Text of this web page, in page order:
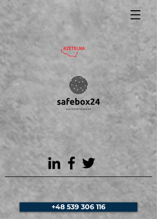
+48 539 306 116